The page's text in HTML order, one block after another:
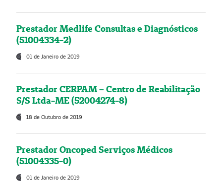
Prestador Medlife Consultas e Diagnósticos
(51004334-2)
01 de Janeiro de 2019
Prestador CERPAM – Centro de Reabilitação
S/S Ltda-ME (52004274-8)
18 de Outubro de 2019
Prestador Oncoped Serviços Médicos
(51004335-0)
01 de Janeiro de 2019